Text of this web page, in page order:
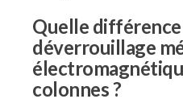
Quelle
déverrouillage
colonnes ?